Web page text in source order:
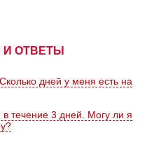
ОТВЕТЫ
дней у меня есть на
течение 3 дней. Могу ли я